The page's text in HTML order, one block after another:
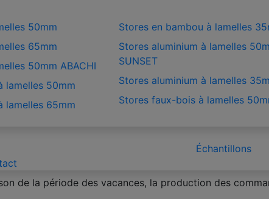
50mm
65mm
50mm ABACHI
lamelles 50mm
lamelles 65mm
Stores en bambou à lamelles
Stores aluminium à lamelles
SUNSET
Stores aluminium à lamelles
Stores faux-bois à lamelles
Échantillons
de la période des vacances, la production des